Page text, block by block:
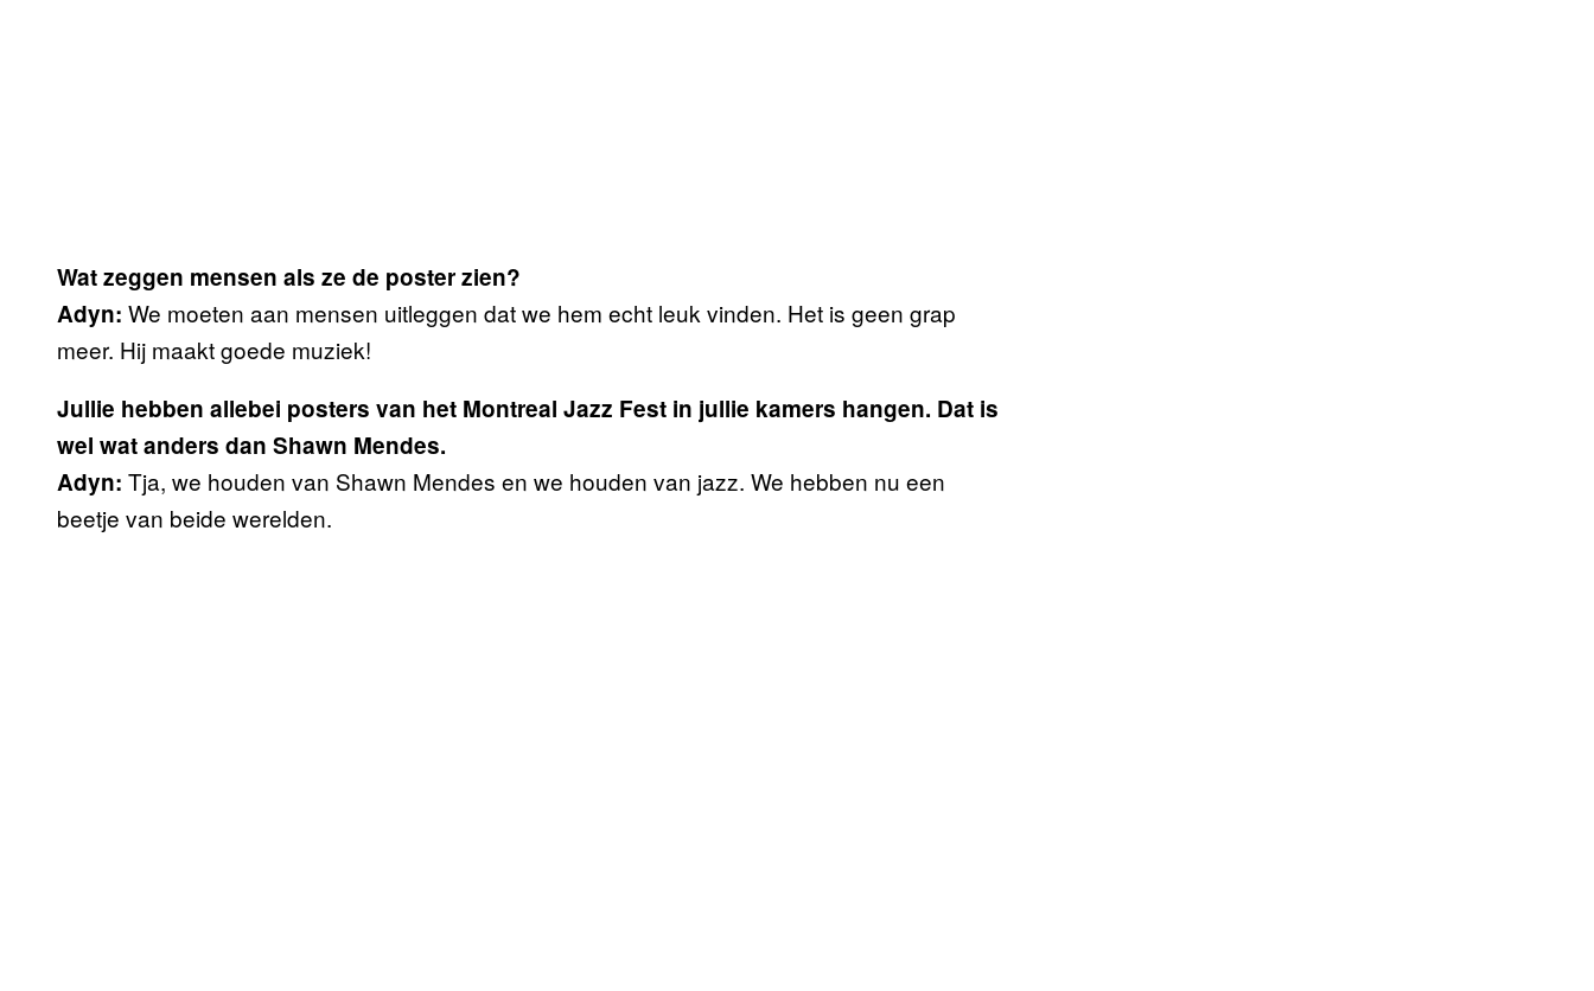
Wat zeggen mensen als ze de poster zien?
Adyn: We moeten aan mensen uitleggen dat we hem echt leuk vinden. Het is geen grap
meer. Hij maakt goede muziek!
Jullie hebben allebei posters van het Montreal Jazz Fest in jullie kamers hangen. Dat is
wel wat anders dan Shawn Mendes.
Adyn: Tja, we houden van Shawn Mendes en we houden van jazz. We hebben nu een
beetje van beide werelden.